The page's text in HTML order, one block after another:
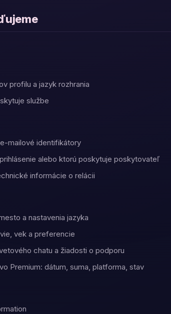
profilu a jazyk rozhrania
službe
mailové identifikátory
alebo ktorú poskytuje poskytovateľ
informácie o relácii
a nastavenia jazyka
vek a preferencie
chatu a žiadosti o podporu
Premium: dátum, suma, platforma, stav